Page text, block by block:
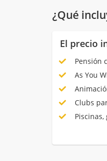
¿Qué
El precio
Pensión
As You
Clubs